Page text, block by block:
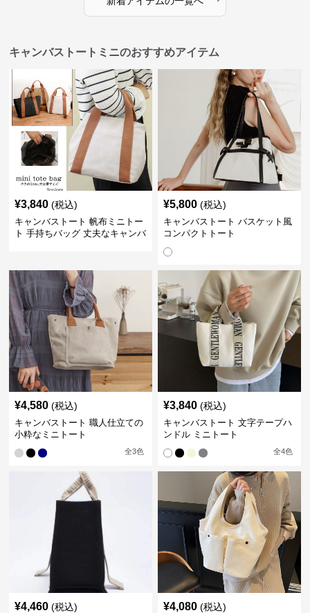
キャンバストートミニのおすすめアイテム
¥3,840 (税込)
キャンバストート 帆布ミニトー
ト 手持ちバッグ 丈夫なキャンバ
¥5,800 (税込)
キャンバストート バスケット風
コンパクトトート
¥4,580 (税込)
キャンバストート 職人仕立ての
小粋なミニトート
全3色
¥3,840 (税込)
キャンバストート 文字テープハ
ンドル ミニトート
全4色
¥4,460 (税込) ¥4,080 (税込)